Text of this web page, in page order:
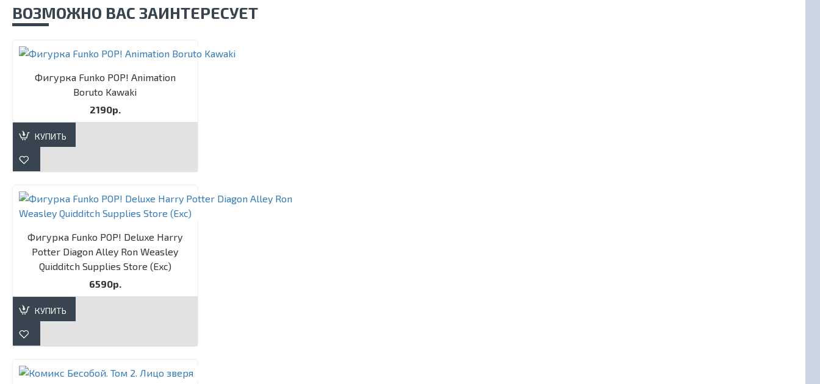
ВОЗМОЖНО ВАС ЗАИНТЕРЕСУЕТ
Фигурка Funko POP! Animation
Boruto Kawaki
2190р.
КУПИТЬ
Фигурка Funko POP! Deluxe Harry
Potter Diagon Alley Ron Weasley
Quidditch Supplies Store (Exc)
6590р.
КУПИТЬ